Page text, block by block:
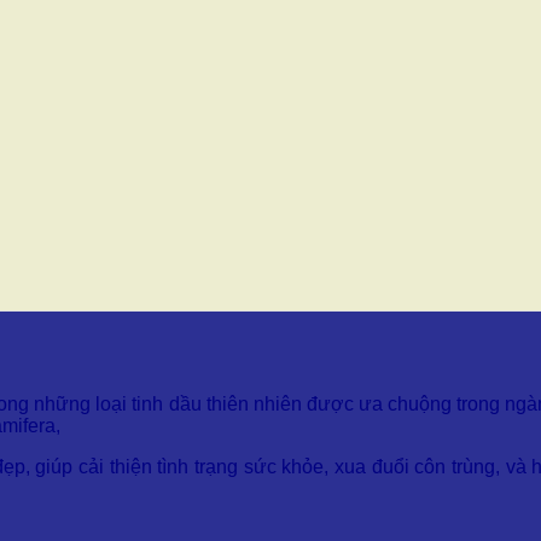
những loại tinh dầu thiên nhiên được ưa chuộng trong
giúp cải thiện tình trạng sức khỏe, xua đuổi côn trùng, và